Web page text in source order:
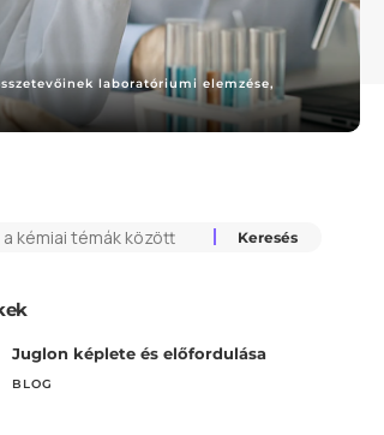
laboratóriumi elemzése,
Juglon képlete és előfordulása
BLOG